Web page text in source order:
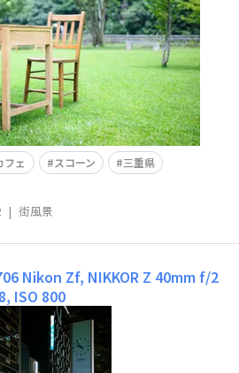
フェ スコーン 三重県
| 街風景
Nikon Zf, NIKKOR Z 40mm f/2
ISO 800